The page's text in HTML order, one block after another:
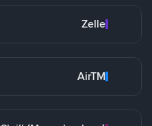
Zelle
AirTM